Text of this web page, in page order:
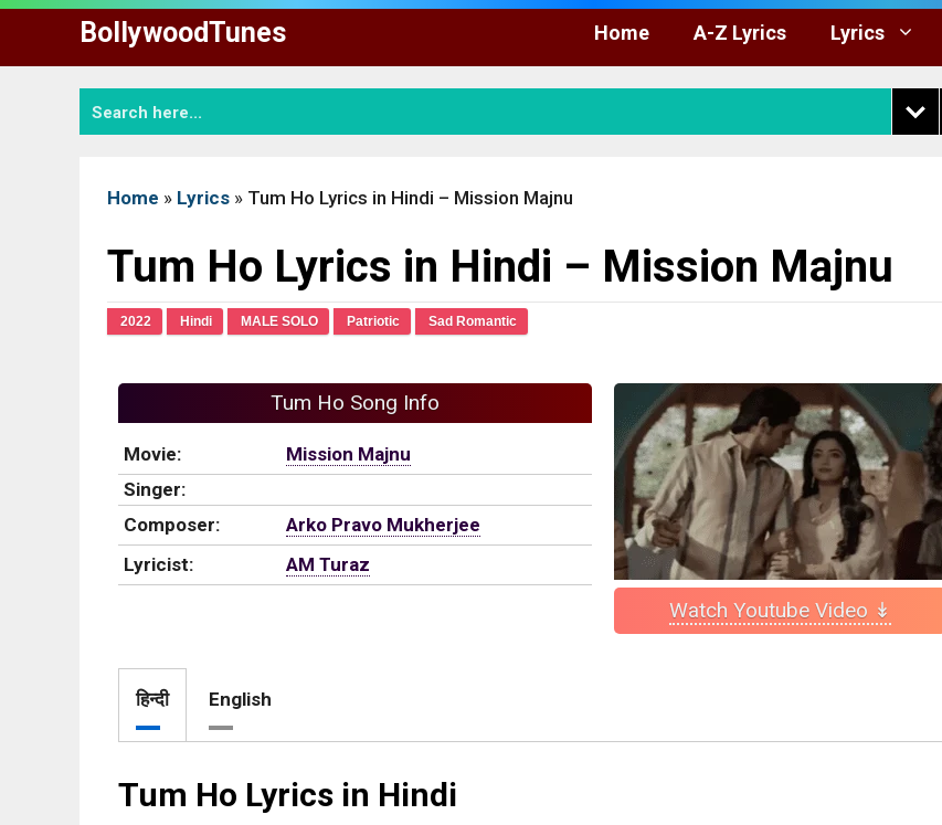
Skip
content
BollywoodTunes Home A-Z Lyrics Lyrics
Home » Lyrics » Tum Ho Lyrics in Hindi – Mission Majnu
Tum Ho Lyrics in Hindi – Mission Majnu
2022 Hindi MALE SOLO Patriotic Sad Romantic
Tum Ho Song Info
Movie:
Mission Majnu
Singer:
Composer:
Arko Pravo Mukherjee
Lyricist:
AM Turaz
Watch Youtube Video ↡
हिन्दी English
Tum Ho Lyrics in Hindi